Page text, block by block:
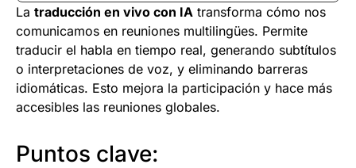
La traducción en vivo con IA transforma cómo nos
comunicamos en reuniones multilingües. Permite
traducir el habla en tiempo real, generando subtítulos
o interpretaciones de voz, y eliminando barreras
idiomáticas. Esto mejora la participación y hace más
accesibles las reuniones globales.
Puntos clave: